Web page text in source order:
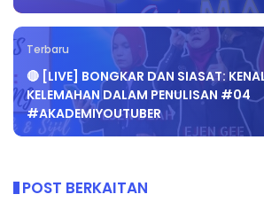
Terbaru
🔴 [LIVE] BONGKAR DAN SIASAT:
KELEMAHAN DALAM PENULISAN #04
#AKADEMIYOUTUBER
POST BERKAITAN